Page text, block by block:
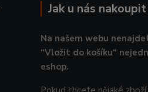
Jak u nás
Na našem webu
“Vložit do košíku“
eshop.